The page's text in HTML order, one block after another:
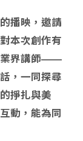
播映，邀請
本次創作有
業界講師——
，一同探尋
掙扎與美
動，能為同